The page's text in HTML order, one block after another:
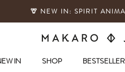
🦒 NEW IN: SPIRIT
IN
SHOP
BESTSELLER